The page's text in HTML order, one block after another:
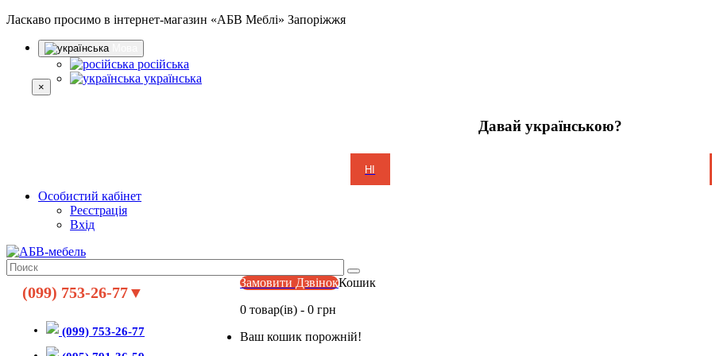
Ласкаво просимо в інтернет-магазин «АБВ Меблі» Запоріжжя
російська
українська
×
Давай українською?
НІ
Особистий кабінет
Реєстрація
Вхід
(099) 753-26-77▼
(099) 753-26-77
Замовити ДзвінокКошик
0 товар(ів) - 0 грн
Ваш кошик порожній!